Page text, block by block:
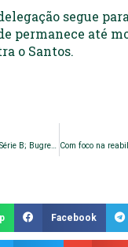
segue
permanece até
o Santos.
CBF divulga tabela da Série B; Bugre estreia contra o Brusque
Facebook